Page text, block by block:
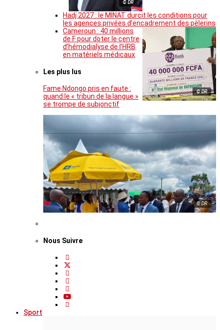
© DR
Hadj 2027 : le MINAT durcit les conditions pour
les agences privées d’encadrement des pèlerins
© DR
Cameroun : 40 millions
de F pour doter le centre
d’hémodialyse de l’HRB
en matériels médicaux
Les plus lus
Fame Ndongo pris en faute :
quand le « tribun de la langue »
se trompe de subjonctif
© DR
Nous Suivre
Sport